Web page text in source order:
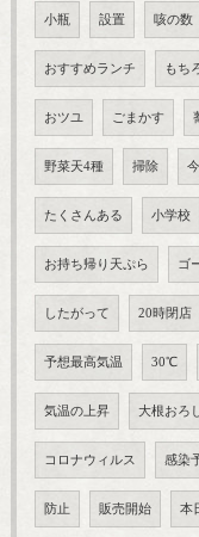
小瓶 設置 咳の数
おすすめランチ もち
おツユ ごまかす
野菜天4種 掃除
たくさんある 小学校
お持ち帰り天ぷら ゴ
したがって 20時閉店
予想最高気温 30℃
気温の上昇 大根おろ
コロナウィルス 感染
防止 販売開始 本